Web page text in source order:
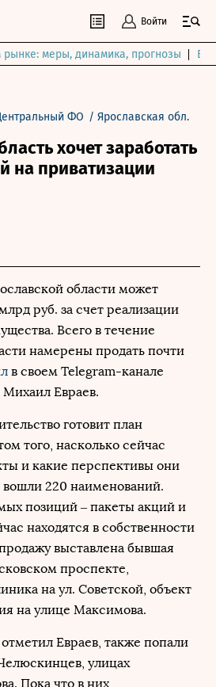
Войти
рынке: меры, динамика, прогнозы
ФО / Ярославская обл.
хочет заработать
на приватизации
области может
руб. за счет реализации
Всего в течение
намерены продать почти
в своем Telegram-канале
Михаил Евраев.
готовит план
того, насколько сейчас
и какие перспективы они
вошли 220 наименований.
позиций – пакеты акций и
находятся в собственности
выставлена бывшая
проспекте,
на ул. Советской, объект
на улице Максимова.
Евраев, также попали
улицах
Пока что в них